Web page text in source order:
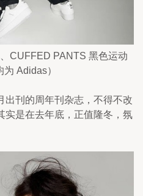
CUFFED PANTS 黑色运动
Adidas）
出刊的周年刊杂志，不得不改
实是在去年底，正值隆冬，氛